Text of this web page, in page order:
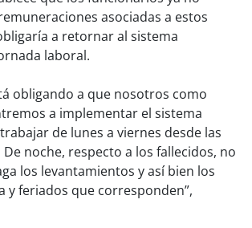
asociadas a estos
a retornar al sistema
laboral.
obligando a que nosotros como
a implementar el sistema
de lunes a viernes desde las
De noche, respecto a los fallecidos, no
los levantamientos y así bien los
y feriados que corresponden”,